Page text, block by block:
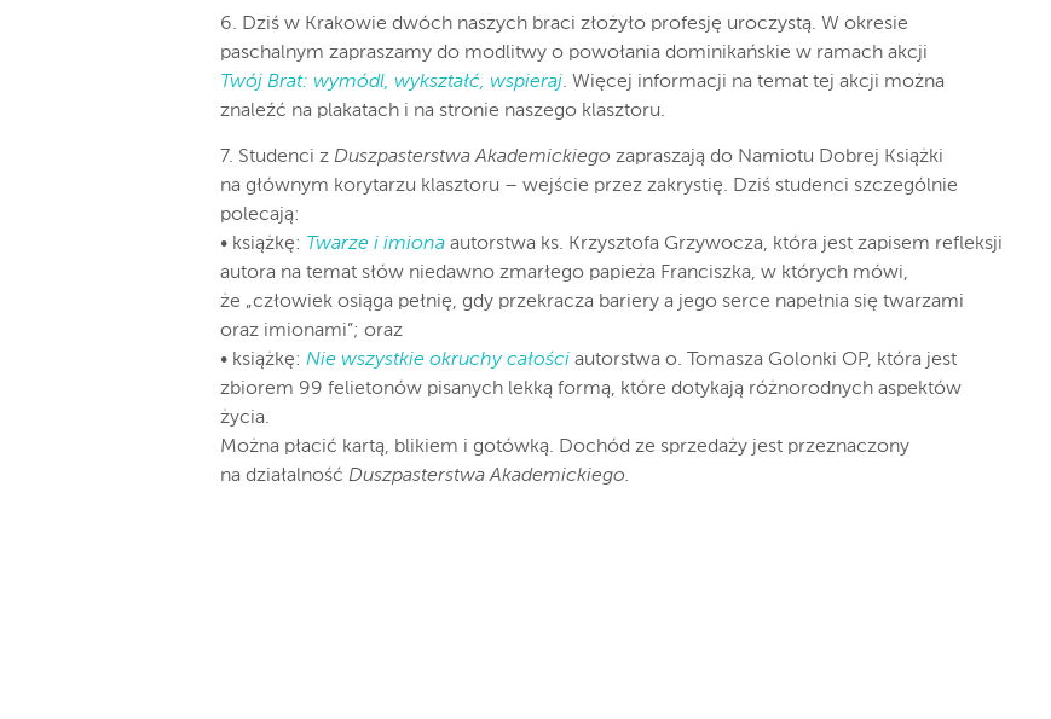
6. Dziś w Krakowie dwóch naszych braci złożyło profesję uroczystą. W okresie
paschalnym zapraszamy do modlitwy o powołania dominikańskie w ramach akcji
Twój Brat: wymódl, wykształć, wspieraj. Więcej informacji na temat tej akcji można
znaleźć na plakatach i na stronie naszego klasztoru.
7. Studenci z Duszpasterstwa Akademickiego zapraszają do Namiotu Dobrej Książki
na głównym korytarzu klasztoru – wejście przez zakrystię. Dziś studenci szczególnie
polecają:
• książkę: Twarze i imiona autorstwa ks. Krzysztofa Grzywocza, która jest zapisem refleksji
autora na temat słów niedawno zmarłego papieża Franciszka, w których mówi,
że „człowiek osiąga pełnię, gdy przekracza bariery a jego serce napełnia się twarzami
oraz imionami”; oraz
• książkę: Nie wszystkie okruchy całości autorstwa o. Tomasza Golonki OP, która jest
zbiorem 99 felietonów pisanych lekką formą, które dotykają różnorodnych aspektów
życia.
Można płacić kartą, blikiem i gotówką. Dochód ze sprzedaży jest przeznaczony
na działalność Duszpasterstwa Akademickiego.